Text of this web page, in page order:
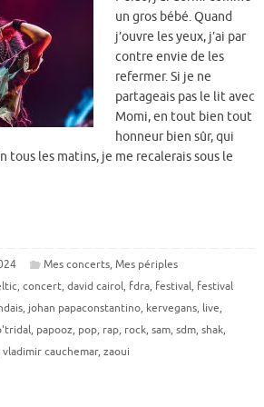
un gros bébé. Quand
j’ouvre les yeux, j’ai par
contre envie de les
refermer. Si je ne
partageais pas le lit avec
Momi, en tout bien tout
honneur bien sûr, qui
tous les matins, je me recalerais sous le
Mes concerts, Mes périples
, concert, david cairol, fdra, festival, festival
, johan papaconstantino, kervegans, live,
, papooz, pop, rap, rock, sam, sdm, shak,
vladimir cauchemar, zaoui